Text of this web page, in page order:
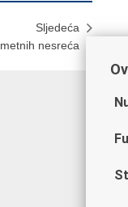
Sljedeća
nesreća